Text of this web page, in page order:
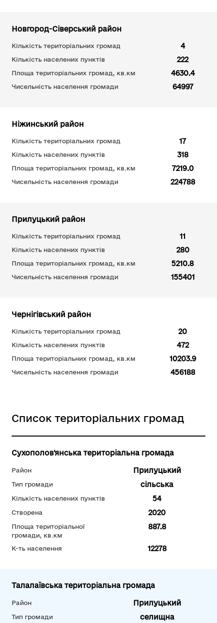
Новгород-Сіверський район
Кількість територіальних громад 4
Кількість населених пунктів 222
Площа територіальних громад, кв.км 4630.4
Чисельність населення громади 64997
Ніжинський район
Кількість територіальних громад 17
Кількість населених пунктів 318
Площа територіальних громад, кв.км 7219.0
Чисельність населення громади 224788
Прилуцький район
Кількість територіальних громад 11
Кількість населених пунктів 280
Площа територіальних громад, кв.км 5210.8
Чисельність населення громади 155401
Чернігівський район
Кількість територіальних громад 20
Кількість населених пунктів 472
Площа територіальних громад, кв.км 10203.9
Чисельність населення громади 456188
Список територіальних громад
Сухополов'янська територіальна громада
Район Прилуцький
Тип громади сільська
Кількість населених пунктів 54
Створена 2020
Площа територіальної
громади, кв.км
887.8
К-ть населення 12278
Талалаївська територіальна громада
Район Прилуцький
Тип громади селищна